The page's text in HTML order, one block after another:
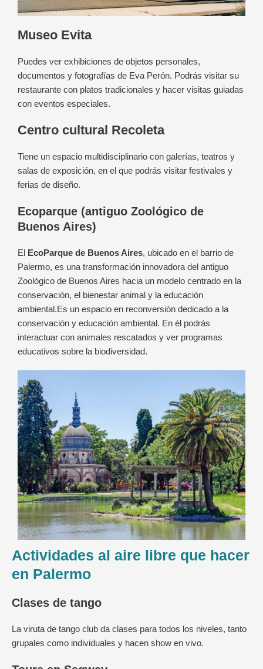
Museo Evita
Puedes ver exhibiciones de objetos personales,
documentos y fotografías de Eva Perón. Podrás visitar su
restaurante con platos tradicionales y hacer visitas guiadas
con eventos especiales.
Centro cultural Recoleta
Tiene un espacio multidisciplinario con galerías, teatros y
salas de exposición, en el que podrás visitar festivales y
ferias de diseño.
Ecoparque (antiguo Zoológico de
Buenos Aires)
El EcoParque de Buenos Aires, ubicado en el barrio de
Palermo, es una transformación innovadora del antiguo
Zoológico de Buenos Aires hacia un modelo centrado en la
conservación, el bienestar animal y la educación
ambiental.Es un espacio en reconversión dedicado a la
conservación y educación ambiental. En él podrás
interactuar con animales rescatados y ver programas
educativos sobre la biodiversidad.
Actividades al aire libre que hacer
en Palermo
Clases de tango
La viruta de tango club da clases para todos los niveles, tanto
grupales como individuales y hacen show en vivo.